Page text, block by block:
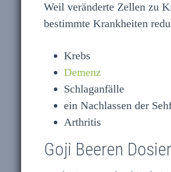
Weil veränderte Zellen zu
bestimmte Krankheiten
Krebs
Demenz
Schlaganfälle
ein Nachlassen der
Arthritis
Goji Beeren